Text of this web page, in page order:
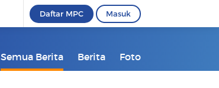
Daftar MPC Masuk
Semua Berita Berita Foto